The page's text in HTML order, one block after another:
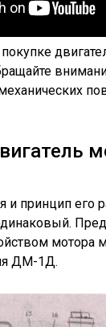
и принцип его
мотора
ДМ-1Д.